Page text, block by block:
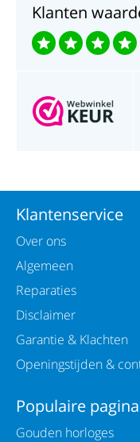
Afmetingen: diameter
Klanten
Klantenservice
Over ons
Algemeen
Reparaties
Disclaimer
Garantie & Klachten
Openingstijden &
Populaire
Gouden horloges